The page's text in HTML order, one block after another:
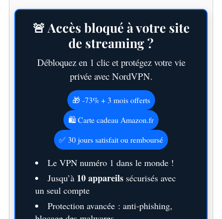
🚨 Accès bloqué à votre site
de streaming ?
Débloquez en 1 clic et protégez votre vie
privée avec NordVPN.
🎁 -73% + 3 mois offerts
🛍️ Carte cadeau Amazon.fr
✅ 30 jours satisfait ou remboursé
Le VPN numéro 1 dans le monde !
Jusqu’à 10 appareilssécurisés avec
un seul compte
Protection avancée : anti-phishing,
f
o